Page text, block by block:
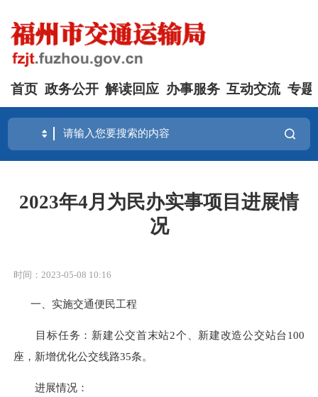
首页 政务公开 解读回应 办事服务 互动交流 专题
2023年4月为民办实事项目进展情
况
时间：2023-05-08 10:16
一、实施交通便民工程
目标任务： 新建公交首末站2个
新建改造公交站台100
座， 新增优化公交线路35条。
进展情况：